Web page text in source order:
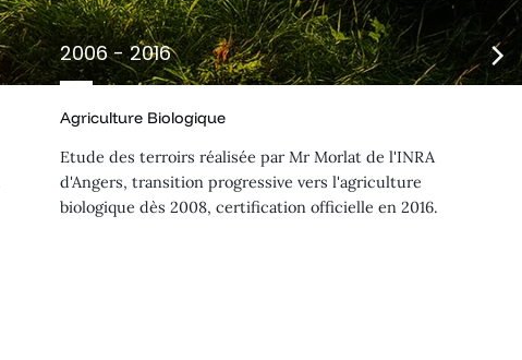
2006 - 2016
Agriculture Biologique
Etude des terroirs réalisée par Mr Morlat de l'INRA
d'Angers, transition progressive vers l'agriculture
biologique dès 2008, certification officielle en 2016.